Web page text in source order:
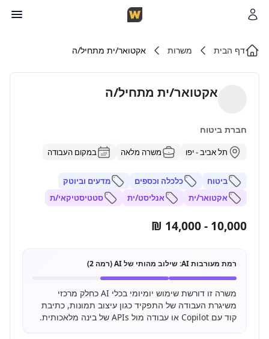
דף הבית משרות אקטואר/ית מתחיל/ה
אקטואר/ית מתחיל/ה
חברת ביטוח
תל אביב - יפו משרה מלאה במקום העבודה
ביטוח כלכלה וכספים
מדעים וביוטק
אקטואר/ית
אנליסט/ית סטטיסטיקאי/ת
10,000 - 14,000 ₪
רמת מעורבות AI: שילוב מהותי של AI (רמה 2)
משרה זו דורשת שימוש יומיומי בכלי AI כחלק מרכזי
משיגרת העבודה של התפקיד כגון עיצוב תמונות, כתיבת
קוד עם Copilot או עבודה מול APIs של בינה מלאכותית.